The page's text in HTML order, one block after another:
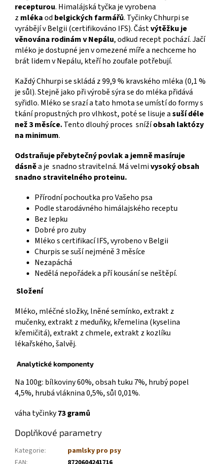
recepturou. Himalájská tyčka je vyrobena
z mlékaod belgických farmářů. Tyčinky Chhurpi se
vyrábějí v Belgii (certifikováno IFS).Částvýtěžku je
věnována rodinám v Nepálu, odkud recept pochází.Jačí
mléko je dostupné jen v omezené míře a nechceme ho
brát lidem v Nepálu, kteří ho zoufale potřebují.
Každý Chhurpi se skládá z 99,9 % kravského mléka (0,1 %
je sůl).Stejně jako při výrobě sýra se do mléka přidává
syřidlo. Mléko se srazí a tato hmota se umístí do formy s
tkání propustných pro vlhkost, poté se lisuje asuší déle
než 3 měsíce.Tento dlouhý proces snížíobsah laktózy
na minimum.
Odstraňuje přebytečný povlak a jemně masíruje
dásněa je snadno stravitelná. Má velmivysoký obsah
snadno stravitelného proteinu.
Přírodní pochoutka pro Vašeho psa
Podle starodávného himálajského receptu
Bez lepku
Dobré pro zuby
Mléko s certifikací IFS, vyrobeno v Belgii
Churpis se suší nejméně 3 měsíce
Nezapáchá
Nedělá nepořádek a pří kousání se neštěpí.
Složení
Mléko, mléčné složky, lněné semínko, extrakt z
mučenky, extrakt z meduňky, křemelina (kyselina
křemičitá), extrakt z chmele, extrakt z kozlíku
lékařského, šalvěj.
Analytické komponenty
Na 100g: bílkoviny 60%, obsah tuku 7%, hrubý popel
4,5%, hrubá vláknina 0,5%, sůl 0,01%.
váha tyčinky73 gramů
Doplňkové parametry
Kategorie:
pamlsky pro psy